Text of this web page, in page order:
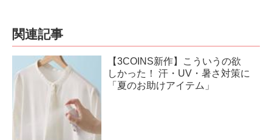
関連記事
【3COINS新作】こういうの欲
しかった！ 汗・UV・暑さ対策に
「夏のお助けアイテム」